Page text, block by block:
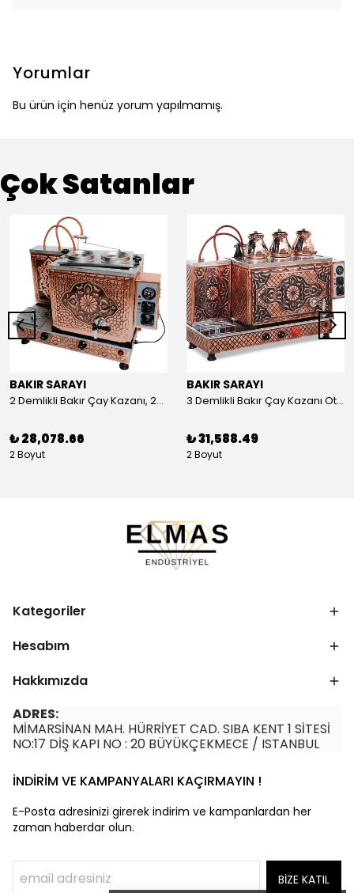
Yorumlar
Bu ürün için henüz yorum yapılmamış.
Çok Satanlar
BAKIR SARAYI
2 Demlikli Bakır Çay Kazanı, 25 Litre
₺ 28,078.66
2 Boyut
BAKIR SARAYI
3 Demlikli Bakır Çay Kazanı Otomatik, 30 Litre
₺ 31,588.49
2 Boyut
Kategoriler
Hesabım
Hakkımızda
ADRES:
MİMARSİNAN MAH. HÜRRİYET CAD. SIBA KENT 1 SİTESİ
NO:17 DİŞ KAPI NO : 20 BÜYÜKÇEKMECE / ISTANBUL
İNDİRİM VE KAMPANYALARI KAÇIRMAYIN !
E-Posta adresinizi girerek indirim ve kampanlardan her
zaman haberdar olun.
BİZE KATIL